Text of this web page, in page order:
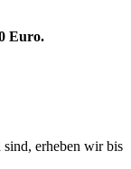
Euro.
erheben wir bis